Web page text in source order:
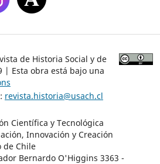
de Historia Social y de
| Esta obra está bajo una
revista.historia@usach.cl
Científica y Tecnológica
Innovación y Creación
de Chile
Bernardo O'Higgins 3363 -